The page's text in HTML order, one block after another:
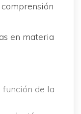
en materia
de la